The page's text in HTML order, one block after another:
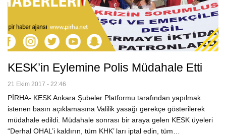
KESK’in Eylemine Polis Müdahale Etti
21 Ekim 2017 - 22:46
PİRHA- KESK Ankara Şubeler Platformu tarafından yapılmak
istenen basın açıklamasına Valilik yasağı gerekçe gösterilerek
müdahale edildi. Müdahale sonrası bir araya gelen KESK üyeleri
“Derhal OHAL’i kaldırın, tüm KHK’ ları iptal edin, tüm…